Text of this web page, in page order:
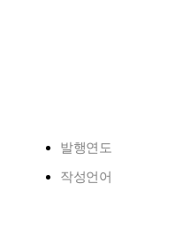
발행연도
작성언어